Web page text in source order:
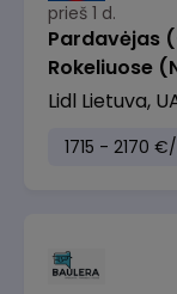
prieš 1 d.
Pardavėjas
Rokeliuose
Lidl Lietuva,
1715 - 2170